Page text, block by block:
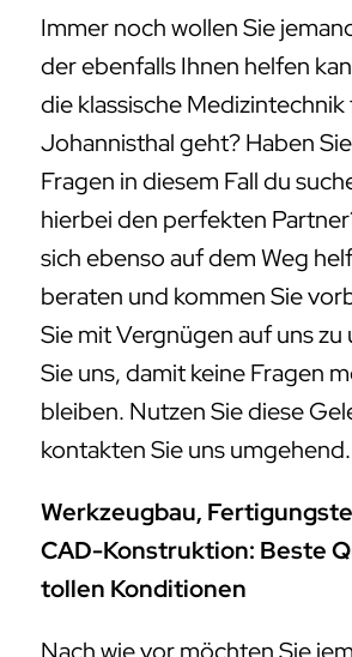
Immer noch wollen Sie
der ebenfalls Ihnen helfen
die klassische Medizintechnik
Johannisthal geht? Haben
Fragen in diesem Fall du
hierbei den perfekten
sich ebenso auf dem Weg
beraten und kommen Sie
Sie mit Vergnügen auf uns
Sie uns, damit keine Fragen
bleiben. Nutzen Sie diese
kontakten Sie uns umgehend.
Werkzeugbau,
CAD-Konstruktion: Beste
tollen Konditionen